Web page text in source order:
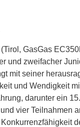
(Tirol, GasGas
und zweifacher
mit seiner
und Wendigkeit
darunter ein
vier Teilnahmen